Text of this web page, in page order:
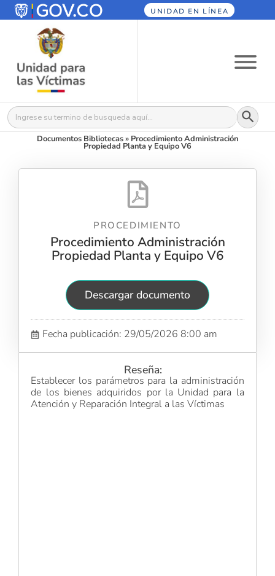
UNIDAD EN LÍNEA
Buscar: Botón
Documentos Bibliotecas» Procedimiento Administración
Propiedad Planta y Equipo V6
PROCEDIMIENTO
Procedimiento Administración
Propiedad Planta y Equipo V6
Descargar documento
Fecha publicación: 29/05/2026 8:00 am
Reseña:
Establecer los parámetros para la administración
de los bienes adquiridos por la Unidad para la
Atención y Reparación Integral a las Víctimas